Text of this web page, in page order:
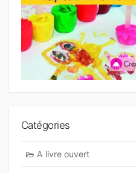
Catégories
A livre ouvert